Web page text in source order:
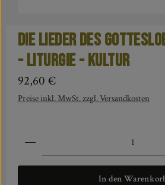
Die Lieder des
- Liturgie - Kultur
Regulärer Preis:
92,60 €
Preise inkl. MwSt. zzgl. Versandkosten
Produkt Anzahl: Gib den
In den